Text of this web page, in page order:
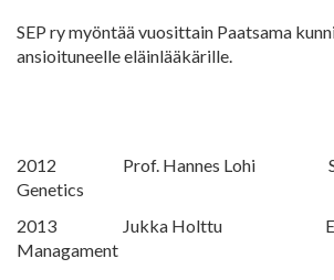
SEP ry myöntää vuosittain Paatsama
ansioituneelle eläinlääkärille.
2012 Prof. Hannes Lohi
Genetics
2013 Jukka Holttu Equine
Managament